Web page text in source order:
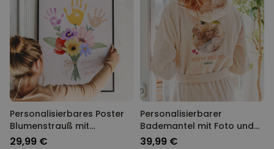
Personalisierbares Poster
Blumenstrauß mit
Handabdruck
29,99 €
Personalisierbarer
Bademantel mit Foto und
Namen
39,99 €